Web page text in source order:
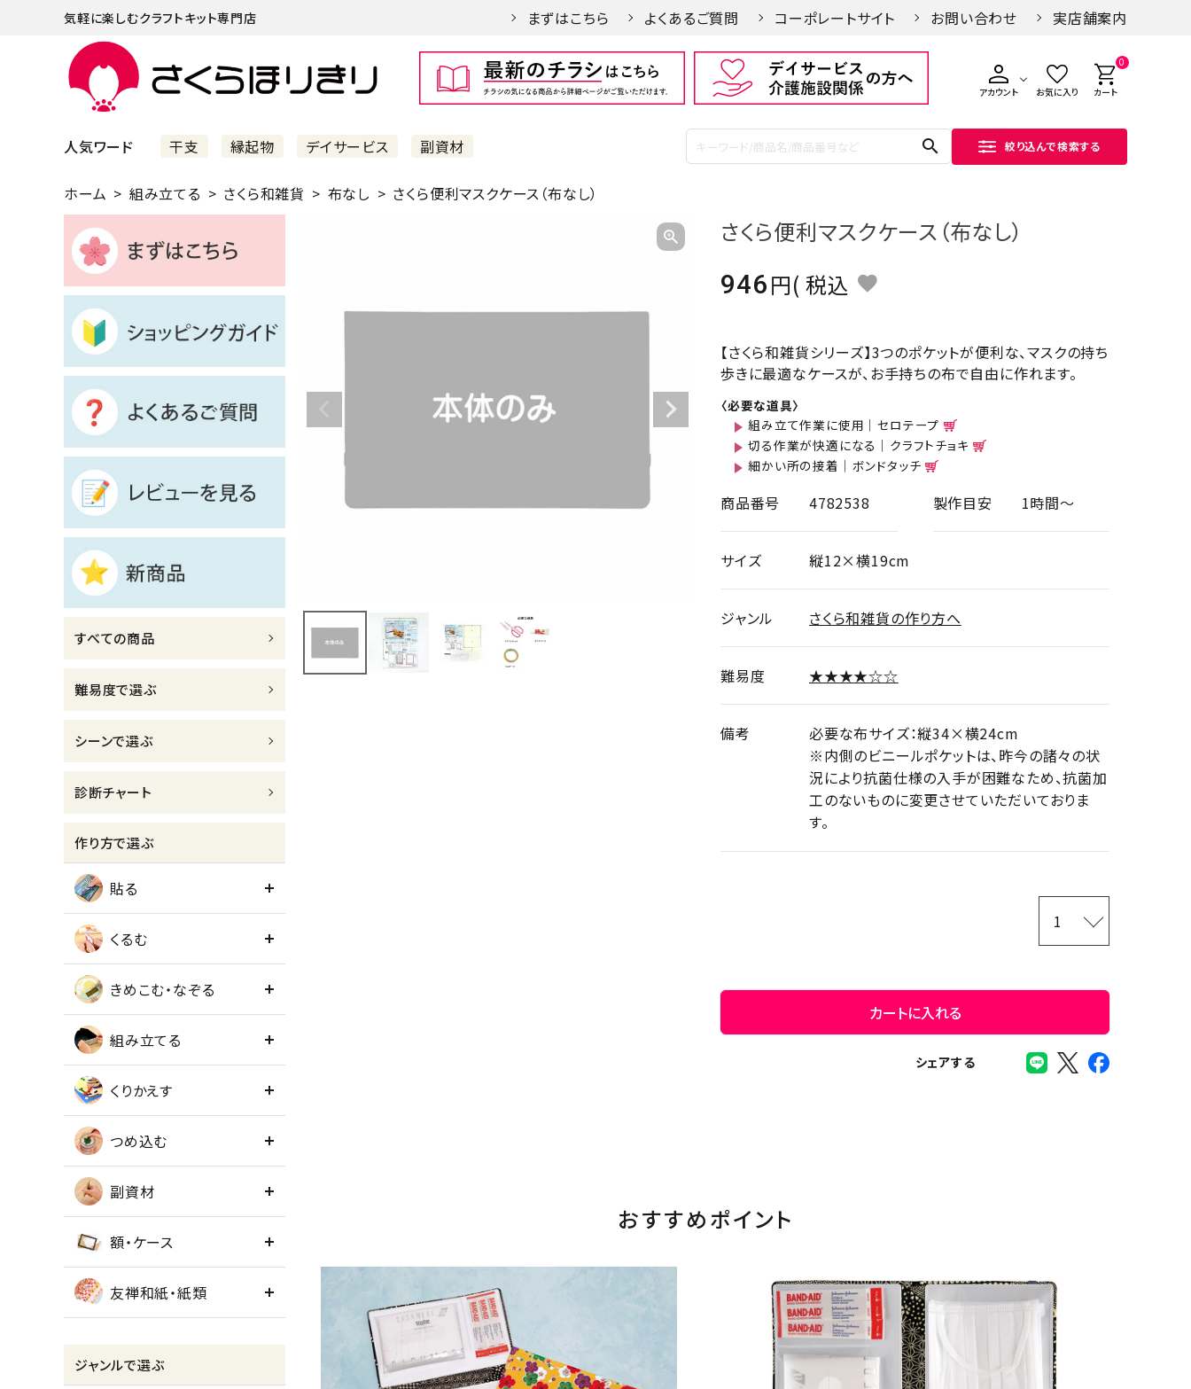
気軽に楽しむクラフトキット専門店 まずはこちら よくあるご質問 コーポレートサイト お問い合わせ 実店舗案内
アカウント お気に入り
0
カート
人気ワード 干支 縁起物 デイサービス 副資材 search 絞り込んで検索する
まずはこちら
ショッピングガイド
よくあるご質問
すべての商品
新着商品
診断チャート
ジャンルで選ぶ
レビューを見る
コーポレートサイト
実店舗案内
介護施設関係の方へ
ホーム 組み立てる さくら和雑貨 布なし さくら便利マスクケース（布なし）
すべての商品
難易度で選ぶ
シーンで選ぶ
診断チャート
作り方で選ぶ
貼る
くるむ
きめこむ・なぞる
組み立てる
くりかえす
つめ込む
副資材
額・ケース
友禅和紙・紙類
ジャンルで選ぶ
さくら便利マスクケース（布なし）
946
税込
【さくら和雑貨シリーズ】3つのポケットが便利な、マスクの持ち
歩きに最適なケースが、お手持ちの布で自由に作れます。
〈必要な道具〉
組み立て作業に使用｜セロテープ
切る作業が快適になる｜クラフトチョキ
細かい所の接着｜ボンドタッチ
商品番号 4782538 製作目安 1時間～
サイズ 縦12×横19cm
ジャンル さくら和雑貨の作り方へ
難易度 ★★★★☆☆
備考
必要な布サイズ：縦34×横24cm
※内側のビニールポケットは、昨今の諸々の状
況により抗菌仕様の入手が困難なため、抗菌加
工のないものに変更させていただいておりま
す。
カートに入れる
シェアする
おすすめポイント